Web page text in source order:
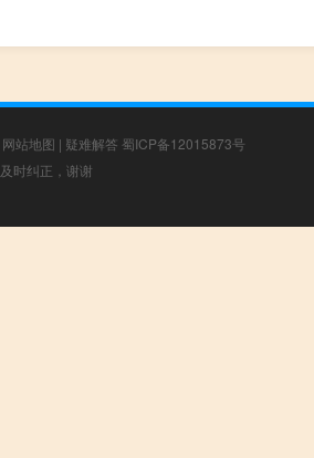
网站地图 | 疑难解答 蜀ICP备12015873号
时纠正，谢谢